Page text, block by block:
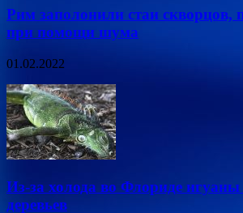
Рим заполонили стаи скворцов,
при помощи шума
01.02.2022
Из-за холода во Флориде
деревьев